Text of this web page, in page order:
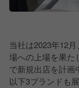
当社は2023年12
場への上場を果た
で新規出店を計画
以下3ブランドも